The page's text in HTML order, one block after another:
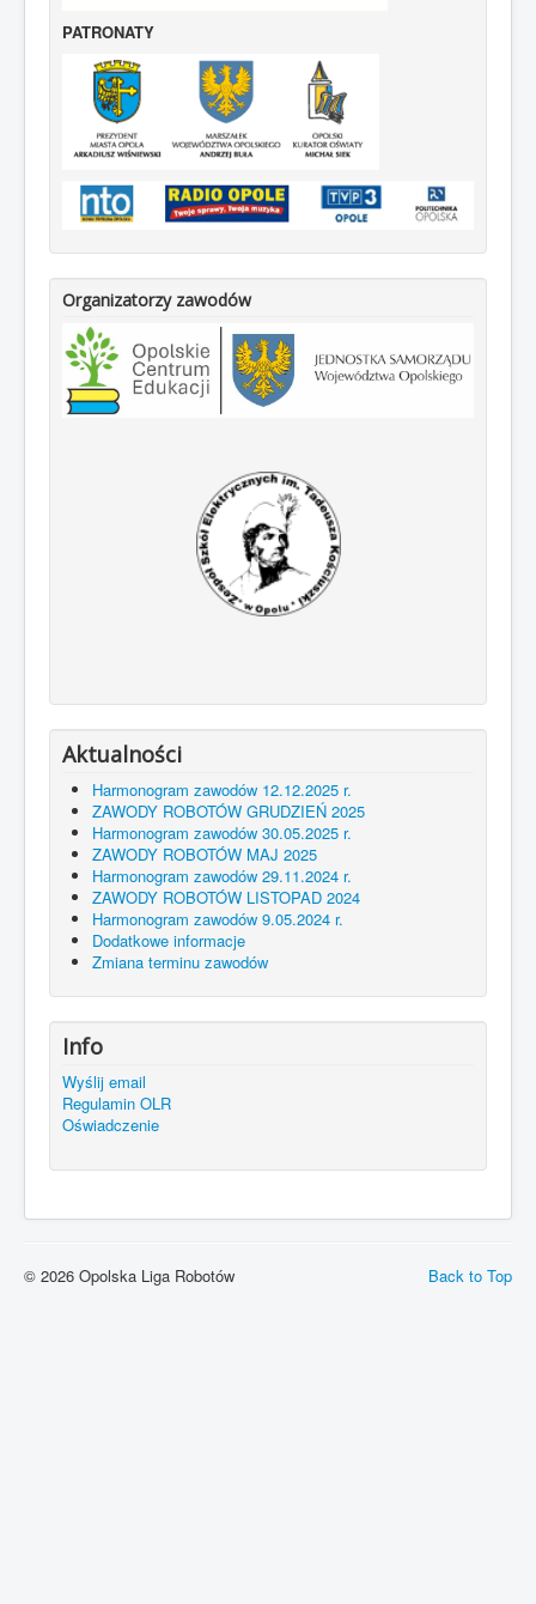
PATRONATY
Organizatorzy zawodów
Aktualności
Harmonogram zawodów 12.12.2025 r.
ZAWODY ROBOTÓW GRUDZIEŃ 2025
Harmonogram zawodów 30.05.2025 r.
ZAWODY ROBOTÓW MAJ 2025
Harmonogram zawodów 29.11.2024 r.
ZAWODY ROBOTÓW LISTOPAD 2024
Harmonogram zawodów 9.05.2024 r.
Dodatkowe informacje
Zmiana terminu zawodów
Info
Wyślij email
Regulamin OLR
Oświadczenie
Back to Top
© 2026 Opolska Liga Robotów